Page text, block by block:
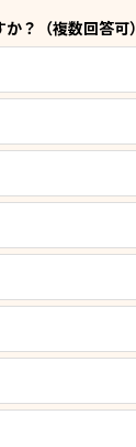
？（複数回答可）